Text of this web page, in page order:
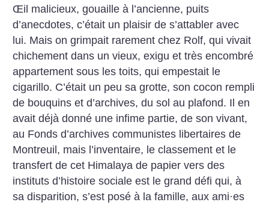
Œil malicieux, gouaille à l’ancienne, puits
d’anecdotes, c’était un plaisir de s’attabler avec
lui. Mais on grimpait rarement chez Rolf, qui vivait
chichement dans un vieux, exigu et très encombré
appartement sous les toits, qui empestait le
cigarillo. C’était un peu sa grotte, son cocon rempli
de bouquins et d’archives, du sol au plafond. Il en
avait déjà donné une infime partie, de son vivant,
au Fonds d’archives communistes libertaires de
Montreuil, mais l’inventaire, le classement et le
transfert de cet Himalaya de papier vers des
instituts d’histoire sociale est le grand défi qui, à
sa disparition, s’est posé à la famille, aux ami·es